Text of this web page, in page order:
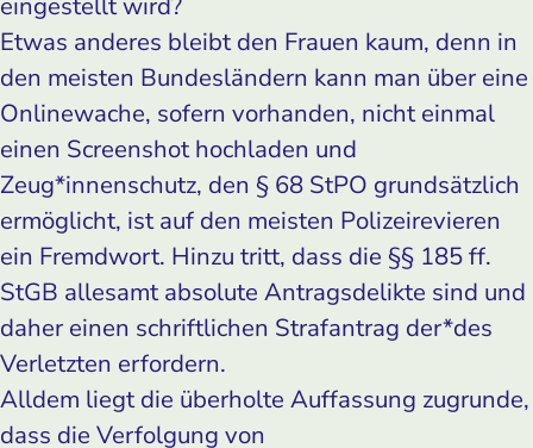
Etwas anderes bleibt den Frauen kaum, denn in
den meisten Bundesländern kann man über eine
Onlinewache, sofern vorhanden, nicht einmal
einen Screenshot hochladen und
Zeug*innenschutz, den § 68 StPO grundsätzlich
ermöglicht, ist auf den meisten Polizeirevieren
ein Fremdwort. Hinzu tritt, dass die §§ 185 ff.
StGB allesamt absolute Antragsdelikte sind und
daher einen schriftlichen Strafantrag der*des
Verletzten erfordern.
Alldem liegt die überholte Auffassung zugrunde,
dass die Verfolgung von